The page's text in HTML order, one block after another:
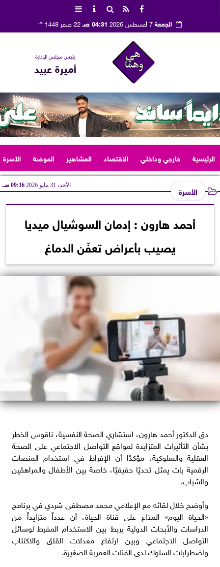
الجمعة 04:31 صـ 22 صفر 1448 هـ
رئيس مجلس الإدارة
أميرة عبيد
الرئيسية خارجي وداخلي الاقتصاد المشاهير الموضة الأسرة
الأسرة الأحد، 31 مايو 2026 09:16 صـ
أحمد هارون : إدمان السوشيال ميديا
يصيب بأعراض تعفّن الدماغ
دق الدكتور أحمد هارون، استشاري الصحة النفسية، ناقوس الخطر
بشأن التأثيرات المتزايدة لمواقع التواصل الاجتماعي على الصحة
العقلية والسلوكية، مؤكدًا أن الإفراط في استخدام المنصات
الرقمية بات يمثل تحديًا حقيقيًا، خاصة بين الأطفال والمراهقين
والشباب.
وأوضح خلال لقائه مع الإعلامي محمد مصطفى شردي في برنامج
«الحياة اليوم» المذاع على قناة الحياة، أن عدداً متزايداً من
الدراسات والأبحاث الدولية يربط بين الاستخدام المفرط لوسائل
التواصل الاجتماعي وبين ارتفاع معدلات القلق والاكتئاب
واضطرابات السلوك لدى الفئات العمرية الصغيرة.